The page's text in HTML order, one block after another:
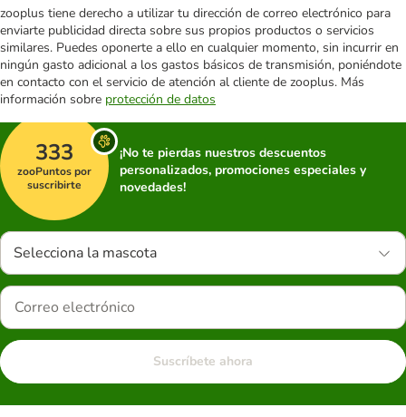
zooplus tiene derecho a utilizar tu dirección de correo electrónico para
enviarte publicidad directa sobre sus propios productos o servicios
similares. Puedes oponerte a ello en cualquier momento, sin incurrir en
ningún gasto adicional a los gastos básicos de transmisión, poniéndote
en contacto con el servicio de atención al cliente de zooplus. Más
información sobre protección de datos
333
zooPuntos por
suscribirte
¡No te pierdas nuestros descuentos
personalizados, promociones especiales y
novedades!
Selecciona la mascota
Suscríbete ahora